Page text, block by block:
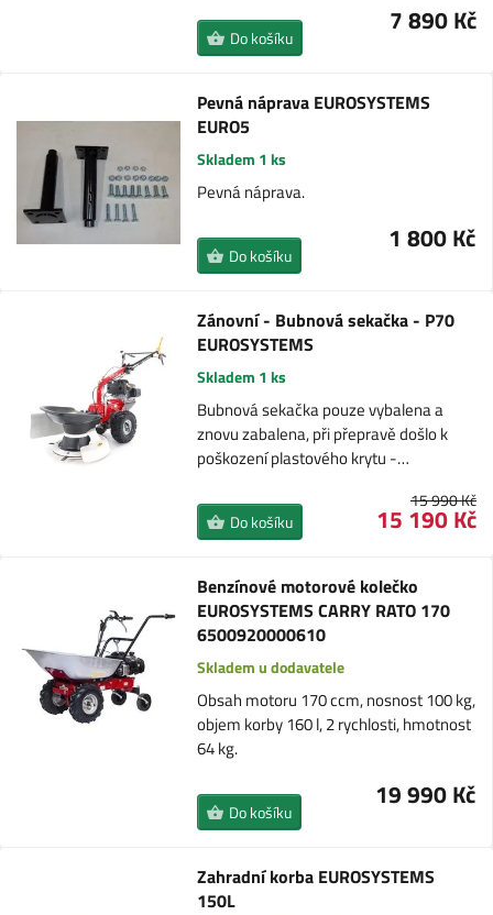
7 890 Kč
Do košíku
Pevná náprava EUROSYSTEMS
EURO5
Skladem 1 ks
Pevná náprava.
1 800 Kč
Do košíku
Zánovní - Bubnová sekačka - P70
EUROSYSTEMS
Skladem 1 ks
Bubnová sekačka pouze vybalena a
znovu zabalena, při přepravě došlo k
poškození plastového krytu -…
15 990 Kč
15 190 Kč
Do košíku
Benzínové motorové kolečko
EUROSYSTEMS CARRY RATO 170
6500920000610
Skladem u dodavatele
Obsah motoru 170 ccm, nosnost 100 kg,
objem korby 160 l, 2 rychlosti, hmotnost
64 kg.
19 990 Kč
Do košíku
Zahradní korba EUROSYSTEMS
150L